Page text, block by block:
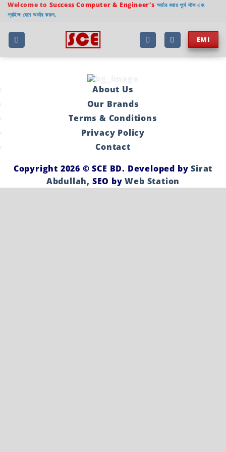
Welcome to Success Computer & Engineer's অর্ডার করার পূর্বে স্টক এবং
প্রাইজ যেনে অর্ডার করুন.
EMI
About Us
Our Brands
Terms & Conditions
Privacy Policy
Contact
Copyright 2026 ©SCE BD. Developed bySirat
Abdullah, SEO byWeb Station